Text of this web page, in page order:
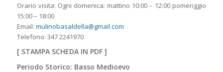
Orario visita: Ogni domenica: mattino 10:00 – 12:00 pomeriggio
15:00 – 18:00
Email: mulinobasaldella@gmail.com
Telefono: 347 2241970
[ STAMPA SCHEDA IN PDF]
Periodo Storico: Basso Medioevo